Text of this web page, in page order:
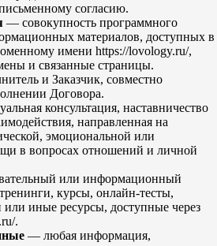
согласию.
— совокупность программного
материалов, доступных в
имени https://lovology.ru/,
и связанные страницы.
и Заказчик, совместно
Договора.
консультация, наставничество
направленная на
эмоциональной или
в вопросах отношений и личной
или информационный
курсы, онлайн-тесты,
иные ресурсы, доступные через
.
— любая информация,